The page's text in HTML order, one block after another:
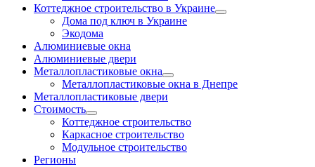
Коттеджное строительство в Украине
Дома под ключ в Украине
Экодома
Алюминиевые окна
Алюминиевые двери
Металлопластиковые окна
Металлопластиковые окна в Днепре
Металлопластиковые двери
Стоимость
Коттеджное строительство
Каркасное строительство
Модульное строительство
Регионы